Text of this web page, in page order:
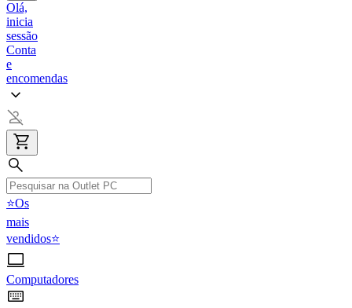
Olá,
inicia
sessão
Conta
e
encomendas
⭐Os
mais
vendidos⭐
Computadores